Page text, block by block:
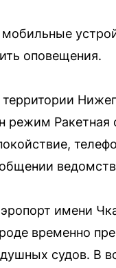
мобильные
оповещения.
режим Ракетная
имени
временно
судов. В